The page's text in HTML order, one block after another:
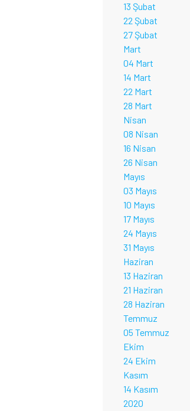
13 Şubat
22 Şubat
27 Şubat
Mart
04 Mart
14 Mart
22 Mart
28 Mart
Nisan
08 Nisan
16 Nisan
26 Nisan
Mayıs
03 Mayıs
10 Mayıs
17 Mayıs
24 Mayıs
31 Mayıs
Haziran
13 Haziran
21 Haziran
28 Haziran
Temmuz
05 Temmuz
Ekim
24 Ekim
Kasım
14 Kasım
2020